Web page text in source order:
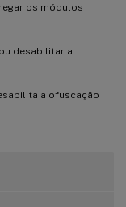
os módulos
desabilitar a
a ofuscação